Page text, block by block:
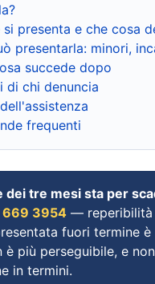
si presenta e che cosa
presentarla: minori,
succede dopo
di chi denuncia
frequenti
dei tre mesi sta per
3954 — reperibilità
fuori termine
è più perseguibile, e
in termini.